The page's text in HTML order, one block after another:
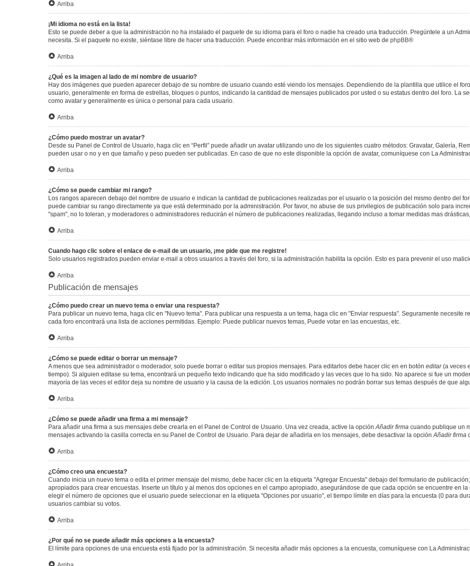
Arriba
¡Mi idioma no está en la lista!
Esto se puede deber a que la administración no ha instalado el paquete de su idioma para el foro o nadie ha creado una traducción. Pregúntele a un
necesita. Si el paquete no existe, siéntase libre de hacer una traducción. Puede encontrar más información en el sitio web de phpBB®
Arriba
¿Qué es la imagen al lado de mi nombre de usuario?
Hay dos imágenes que pueden aparecer debajo de su nombre de usuario cuando esté viendo los mensajes. Dependiendo de la plantilla que utilice el
usuario, generalmente en forma de estrellas, bloques o puntos, indicando la cantidad de mensajes publicados por usted o su estatus dentro del foro. La
como avatar y generalmente es única o personal para cada usuario.
Arriba
¿Cómo puedo mostrar un avatar?
Desde su Panel de Control de Usuario, haga clic en “Perfil” puede añadir un avatar utilizando uno de los siguientes cuatro métodos: Gravatar, Galería,
pueden usar o no y en que tamaño y peso pueden ser publicadas. En caso de que no este disponible la opción de avatar, comuníquese con La
Arriba
¿Cómo se puede cambiar mi rango?
Los rangos aparecen debajo del nombre de usuario e indican la cantidad de publicaciones realizadas por el usuario o la posición del mismo dentro del
puede cambiar su rango directamente ya que está determinado por la administración. Por favor, no abuse de sus privilegios de publicación solo para
"spam", no lo toleran, y moderadores o administradores reducirán el número de publicaciones realizadas, llegando incluso a tomar medidas mas
Arriba
Cuando hago clic sobre el enlace de e-mail de un usuario, ¡me pide que me registre!
Solo usuarios registrados pueden enviar e-mail a otros usuarios a través del foro, si la administración habilita la opción. Esto es para prevenir el uso
Arriba
Publicación de mensajes
¿Cómo puedo crear un nuevo tema o enviar una respuesta?
Para publicar un nuevo tema, haga clic en "Nuevo tema". Para publicar una respuesta a un tema, haga clic en "Enviar respuesta". Seguramente necesite
cada foro encontrará una lista de acciones permitidas. Ejemplo: Puede publicar nuevos temas, Puede votar en las encuestas, etc.
Arriba
¿Cómo se puede editar o borrar un mensaje?
A menos que sea administrador o moderador, solo puede borrar o editar sus propios mensajes. Para editarlos debe hacer clic en en botón editar(a veces
tiempo). Si alguien editase su tema, encontrará un pequeño texto indicando que ha sido modificado y las veces que lo ha sido. No aparece si fue un
mayoría de las veces el editor deja su nombre de usuario y la causa de la edición. Los usuarios normales no podrán borrar sus temas después de que
Arriba
¿Cómo se puede añadir una firma a mi mensaje?
Para añadir una firma a sus mensajes debe crearla en el Panel de Control de Usuario. Una vez creada, active la opciónAñadir firma cuando publique un
mensajes activando la casilla correcta en su Panel de Control de Usuario. Para dejar de añadirla en los mensajes, debe desactivar la opciónAñadir firma
Arriba
¿Cómo creo una encuesta?
Cuando inicia un nuevo tema o edita el primer mensaje del mismo, debe hacer clic en la etiqueta "Agregar Encuesta" debajo del formulario de
apropiados para crear encuestas. Inserte un título y al menos dos opciones en el campo apropiado, asegurándose de que cada opción se encuentre en
elegir el número de opciones que el usuario puede seleccionar en la etiqueta "Opciones por usuario", el tiempo límite en días para la encuesta (0 para
usuarios cambiar su votos.
Arriba
¿Por qué no se puede añadir más opciones a la encuesta?
El límite para opciones de una encuesta está fijado por la administración. Si necesita añadir más opciones a la encuesta, comuníquese con La